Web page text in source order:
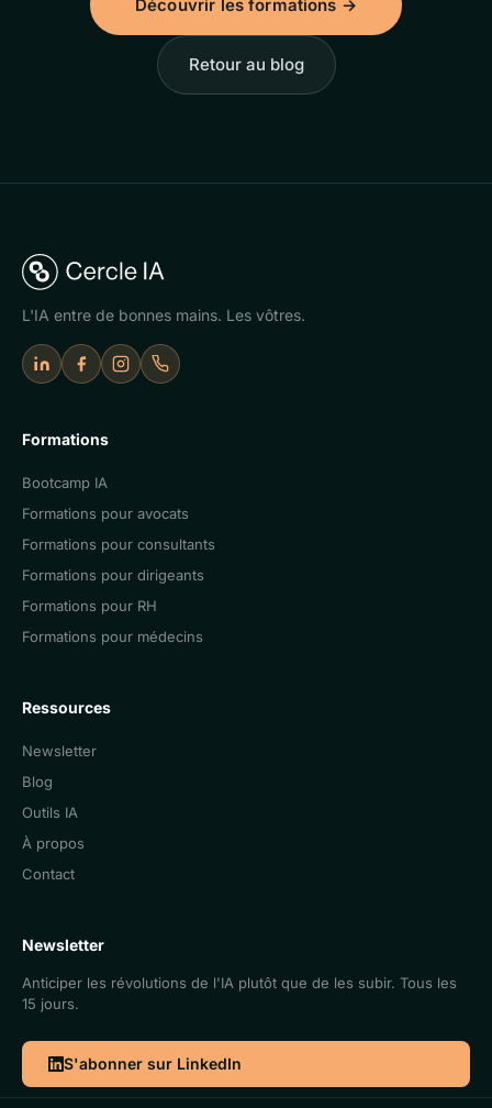
Découvrir les formations →
Retour au blog
L'IA entre de bonnes mains. Les vôtres.
LinkedInFacebookInstagramAppeler Cercle IA
Formations
Bootcamp IA
Formations pour avocats
Formations pour consultants
Formations pour dirigeants
Formations pour RH
Formations pour médecins
Ressources
Newsletter
Blog
Outils IA
À propos
Contact
Newsletter
Anticiper les révolutions de l'IA plutôt que de les subir. Tous les
15 jours.
S'abonner sur LinkedIn